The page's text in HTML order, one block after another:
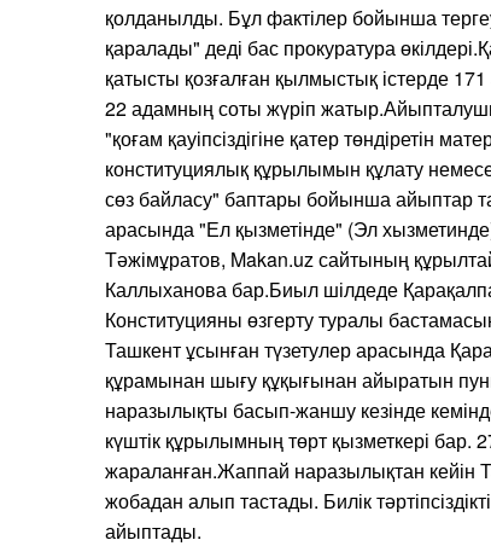
қолданылды. Бұл фактілер бойынша
қаралады" деді бас прокуратура
қатысты қозғалған қылмыстық істерде
22 адамның соты жүріп
"қоғам қауіпсіздігіне қатер төндіретін
конституциялық құрылымын құлату
сөз байласу" баптары бойынша айыптар
арасында "Ел қызметінде" (Эл
Тәжімұратов, Makan.uz сайтының
Каллыханова бар.Биыл шілдеде
Конституцияны өзгерту туралы
Ташкент ұсынған түзетулер арасында
құрамынан шығу құқығынан айыратын
наразылықты басып-жаншу кезінде
күштік құрылымның төрт қызметкері бар.
жараланған.Жаппай наразылықтан кейін
жобадан алып тастады. Билік
айыптады.